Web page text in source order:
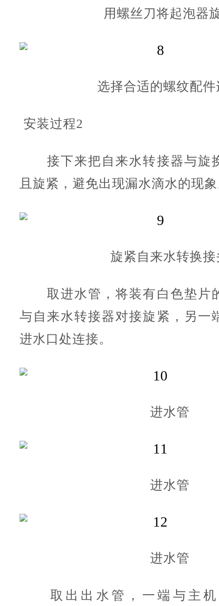
用螺丝刀将起泡器
选择合适的螺纹配件
安装过程2
接下来把自来水转接器与旋
且旋紧，避免出现漏水滴水的现
旋紧自来水转换接
取进水管，将装有白色垫片
与自来水转接器对接旋紧，另一
进水口处连接。
进水管
进水管
进水管
取出出水管，一端与主机